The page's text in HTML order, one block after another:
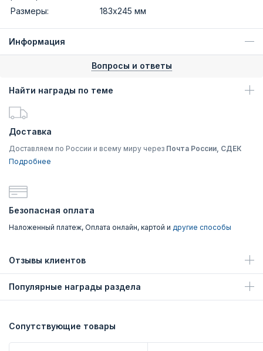
Размеры:
183х245 мм
Информация
Вопросы и ответы
Найти награды по теме
Доставка
Доставляем по России и всему миру через Почта России, СДЕК
Подробнее
Безопасная оплата
Наложенный платеж, Оплата онлайн, картой и другие способы
Отзывы клиентов
Популярные награды раздела
Сопутствующие товары